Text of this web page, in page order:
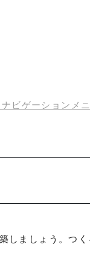
ビゲーションメ
しましょう。つ